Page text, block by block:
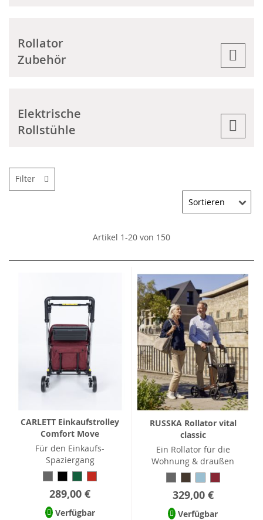
Rollator
Zubehör
Elektrische
Rollstühle
Artikel 1-20 von 150
CARLETT Einkaufstrolley
Comfort Move
Für den Einkaufs-
Spaziergang
289,00 €
Verfügbar
RUSSKA Rollator vital
classic
Ein Rollator für die
Wohnung & draußen
329,00 €
Verfügbar
Filter